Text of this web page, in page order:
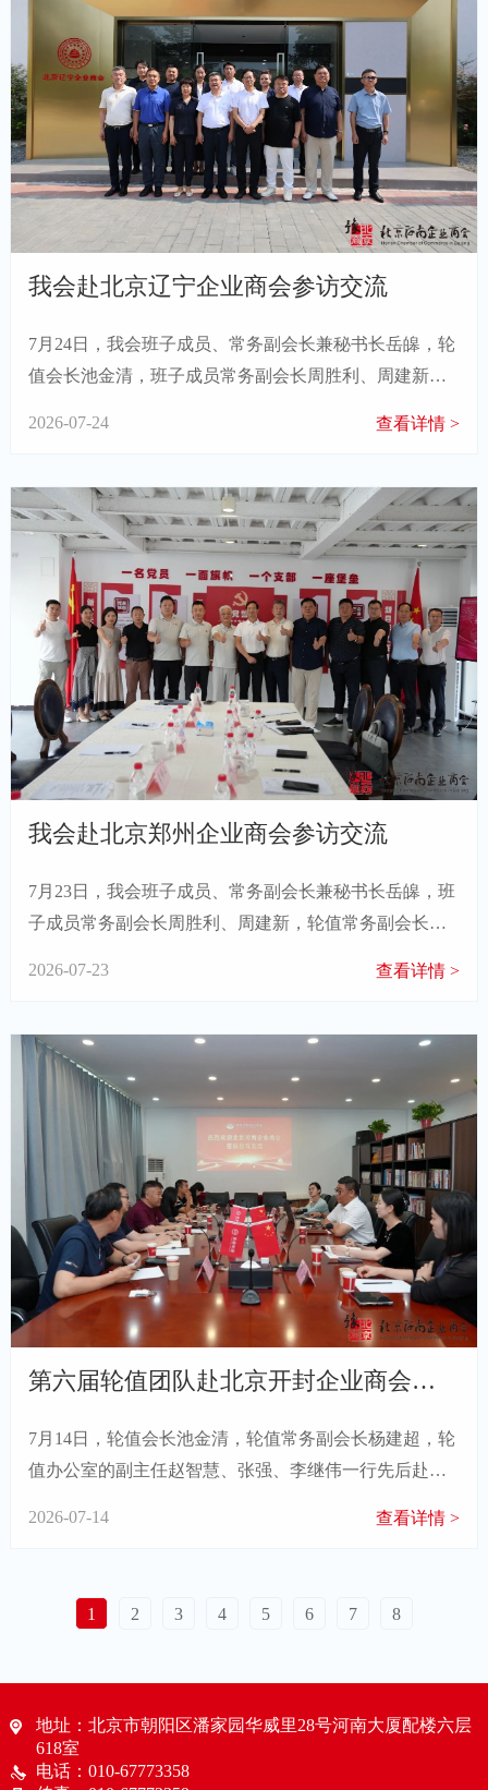
我会赴北京辽宁企业商会参访交流
7月24日，我会班子成员、常务副会长兼秘书长岳皞，轮
值会长池金清，班子成员常务副会长周胜利、周建新，
2026-07-24 查看详情 >
我会赴北京郑州企业商会参访交流
7月23日，我会班子成员、常务副会长兼秘书长岳皞，班
子成员常务副会长周胜利、周建新，轮值常务副会长杨
2026-07-23 查看详情 >
第六届轮值团队赴北京开封企业商会、北京焦作企业商会参访交流
7月14日，轮值会长池金清，轮值常务副会长杨建超，轮
值办公室的副主任赵智慧、张强、李继伟一行先后赴北
2026-07-14 查看详情 >
1 2 3 4 5 6 7 8
地址：北京市朝阳区潘家园华威里28号河南大厦配楼六层
618室
电话：010-67773358